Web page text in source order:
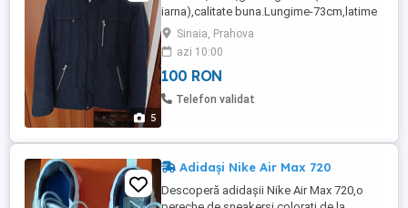
5
iarna),calitate buna.Lungime-73cm,latime
umeri-52cm si lungime maneca-66cm.Pret-
150lei.Pozele 4 si 5,geaca de grosime
medie (primavara,toamna si iarna),cu
guler blana detasabil.Lungime-
69cm,latime umeri-55cm si lungime
Sinaia, Prahova
azi 10:00
100 RON
Telefon validat
Adidași Nike Air Max 720
Descoperă adidașii Nike Air Max 720,o